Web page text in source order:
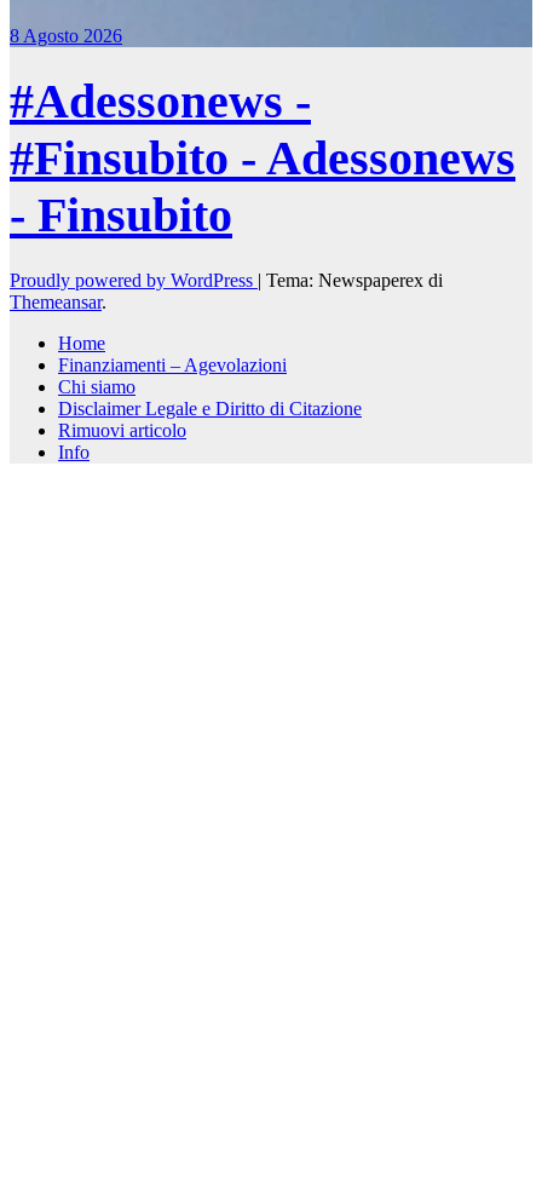
8 Agosto 2026
#Adessonews -
#Finsubito - Adessonews
- Finsubito
Proudly powered by WordPress | Tema: Newspaperex di
Themeansar.
Home
Finanziamenti – Agevolazioni
Chi siamo
Disclaimer Legale e Diritto di Citazione
Rimuovi articolo
Info